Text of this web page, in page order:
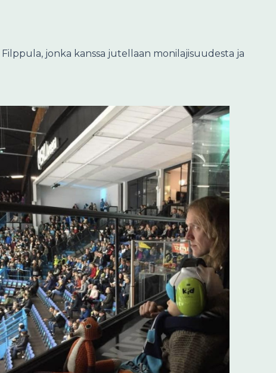
jonka kanssa jutellaan monilajisuudesta ja